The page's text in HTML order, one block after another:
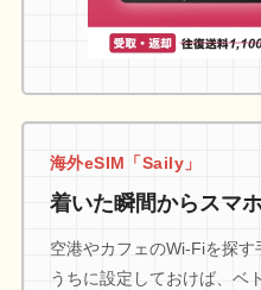
海外eSIM「Saily」
着いた瞬間からスマ
空港やカフェのWi-Fiを探
うちに設定しておけば、ベ